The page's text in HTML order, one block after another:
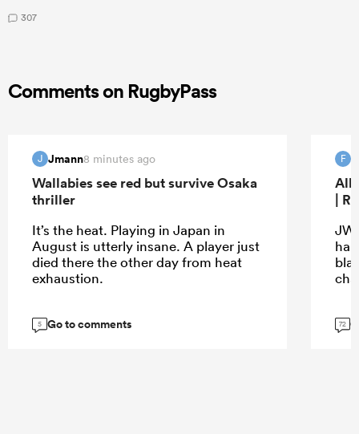
307
Comments on RugbyPass
J Jmann8 minutes ago
Wallabies see red but survive Osaka
thriller
It’s the heat. Playing in Japan in
August is utterly insane. A player just
died there the other day from heat
exhaustion.
5 Go to comments
F
All
|
JW
72